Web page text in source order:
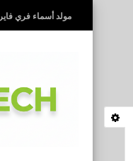
مولد أسماء فري فاير